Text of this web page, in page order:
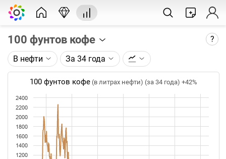
100 фунтов кофе ?
Описание графика:
Цена фьючерса на кофе, торгуемого на ICE.
Каждая точка на графике - цена закрытия дня,
недели или месяца. Оптимальный таймфрейм
(день, неделя, месяц) подбирается автоматически
при изменении глубины графика.
Данные добавляются ежедневно.
В нефти За 34 года
100 фунтов кофе (в литрах нефти) (за 34 года) +42%
1200
1400
1600
1800
2000
2200
2400